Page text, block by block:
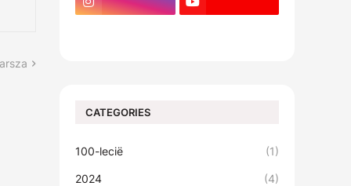
CATEGORIES
100-lecië (1)
2024 (4)